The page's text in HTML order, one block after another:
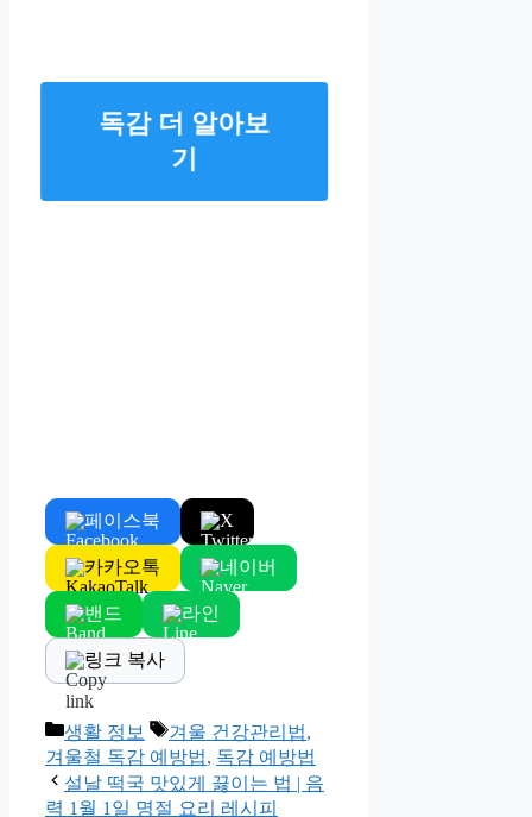
독감 더 알아보
기
페이스북 X
카카오톡 네이버
밴드 라인
링크 복사
Categories
생활 정보 Tags
겨울 건강관리법,
겨울철 독감 예방법, 독감 예방법
설날 떡국 맛있게 끓이는 법 | 음
력 1월 1일 명절 요리 레시피